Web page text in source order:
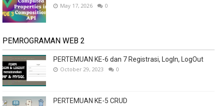
May 17, 2026 0
PEMROGRAMAN WEB 2
PERTEMUAN KE-6 dan 7 Registrasi, LogIn, LogOut
October 29, 2023 0
PERTEMUAN KE-5 CRUD